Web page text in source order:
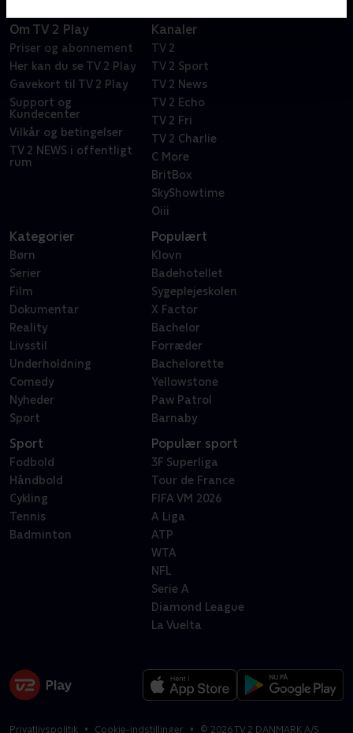
Om TV 2 Play
Priser og abonnement
Her kan du se TV 2 Play
Gavekort til TV 2 Play
Support og
Kundecenter
Vilkår og betingelser
TV 2 NEWS i offentligt
rum
Kanaler
TV 2
TV 2 Sport
TV 2 News
TV 2 Echo
TV 2 Fri
TV 2 Charlie
C More
BritBox
SkyShowtime
Oiii
Kategorier
Børn
Serier
Film
Dokumentar
Reality
Livsstil
Underholdning
Comedy
Nyheder
Sport
Populært
Klovn
Badehotellet
Sygeplejeskolen
X Factor
Bachelor
Forræder
Bachelorette
Yellowstone
Paw Patrol
Barnaby
Sport
Fodbold
Håndbold
Cykling
Tennis
Badminton
Populær sport
3F Superliga
Tour de France
FIFA VM 2026
A Liga
ATP
WTA
NFL
Serie A
Diamond League
La Vuelta
Privatlivspolitik Cookie-indstillinger © 2026TV 2 DANMARK A/S